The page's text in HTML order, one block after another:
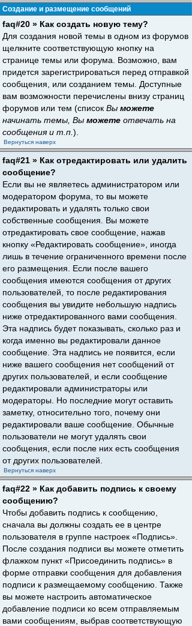
Создание и размещение сообщений
faq#20 » Как создать новую тему?
Для создания новой темы в одном из форумов
щелкните соответствующую кнопку на
странице темы или форума. Возможно, вам
придется зарегистрироваться перед отправкой
сообщения, или созданием темы. Доступные
вам возможности перечислены внизу страниц
форумов или тем (список Вы можете
начинать темы, Вы можете отвечать на
сообщения и т.п. ).
Вернуться наверх
faq#21 » Как отредактировать или удалить
сообщение?
Если вы не являетесь администратором или
модератором форума, то вы можете
редактировать и удалять только свои
собственные сообщения. Вы можете
отредактировать свое сообщение, нажав
кнопку «Редактировать сообщение», иногда
лишь в течение ограниченного времени после
его размещения. Если после вашего
сообщения имеются сообщения от других
пользователей, то после редактирования
сообщения вы увидите небольшую надпись
ниже отредактированного вами сообщения.
Эта надпись будет показывать, сколько раз и
когда именно вы редактировали данное
сообщение. Эта надпись не появится, если
ниже вашего сообщения нет сообщений от
других пользователей, и если сообщение
редактировали администраторы или
модераторы. Но последние могут оставить
заметку, относительно того, почему они
редактировали ваше сообщение. Обычные
пользователи не могут удалять свои
сообщения, если после них есть сообщения
от других пользователей.
Вернуться наверх
faq#22 » Как добавить подпись к своему
сообщению?
Чтобы добавить подпись к сообщению,
сначала вы должны создать ее в центре
пользователя в группе настроек «Подпись».
После создания подписи вы можете отметить
флажком пункт «Присоединить подпись» в
форме отправки сообщения для добавления
подписи к размещаемому сообщению. Также
вы можете настроить автоматическое
добавление подписи ко всем отправляемым
вами сообщениям, выбрав соответствующую